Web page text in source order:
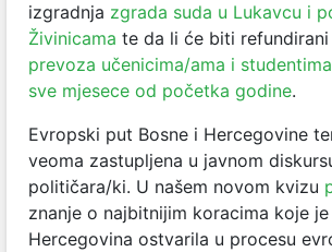
izgradnja zgrada suda u Lukavcu i
Živinicama te da li će biti refundirani
prevoza učenicima/ama i
sve mjesece od početka godine.
Evropski put Bosne i Hercegovine
veoma zastupljena u javnom
političara/ki. U našem novom kvizu
znanje o najbitnijim koracima koje je
Hercegovina ostvarila u procesu